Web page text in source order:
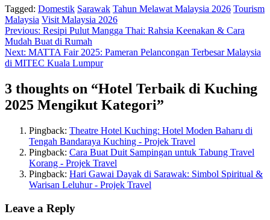
Tagged: Domestik Sarawak Tahun Melawat Malaysia 2026 Tourism
Malaysia Visit Malaysia 2026
Post
navigation
Previous: Resipi Pulut Mangga Thai: Rahsia Keenakan & Cara
Mudah Buat di Rumah
Next: MATTA Fair 2025: Pameran Pelancongan Terbesar Malaysia
di MITEC Kuala Lumpur
3 thoughts on “Hotel Terbaik di Kuching
2025 Mengikut Kategori”
Pingback: Theatre Hotel Kuching: Hotel Moden Baharu di
Tengah Bandaraya Kuching - Projek Travel
Pingback: Cara Buat Duit Sampingan untuk Tabung Travel
Korang - Projek Travel
Pingback: Hari Gawai Dayak di Sarawak: Simbol Spiritual &
Warisan Leluhur - Projek Travel
Leave a Reply